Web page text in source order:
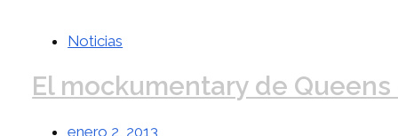
Noticias
El mockumentary de
enero 2, 2013